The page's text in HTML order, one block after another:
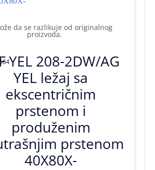
da se razlikuje od originalnog
proizvoda.
YEL 208-2DW/AG
YEL ležaj sa
ekscentričnim
prstenom i
produženim
prstenom
40X80X-